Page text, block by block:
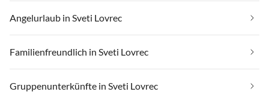
Angelurlaub in Sveti Lovrec
Familienfreundlich in Sveti Lovrec
Gruppenunterkünfte in Sveti Lovrec